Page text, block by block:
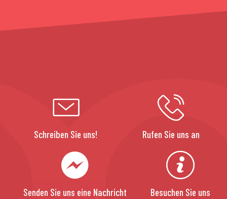
Schreiben Sie uns! Rufen Sie uns an
Senden Sie uns eine Nachricht Besuchen Sie uns